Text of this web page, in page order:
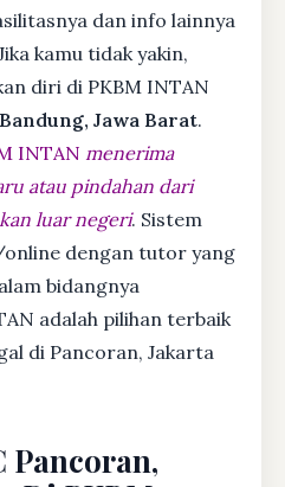
dan info lainnya
kamu tidak yakin,
diri di PKBM INTAN
Jawa Barat.
INTAN menerima
atau pindahan dari
luar negeri. Sistem
dengan tutor yang
bidangnya
adalah pilihan terbaik
di Pancoran, Jakarta
Pancoran,